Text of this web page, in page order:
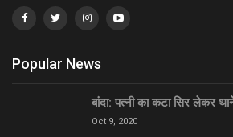
Popular News
बांदा: पत्नी का कटा सिर लेकर
Oct 9, 2020